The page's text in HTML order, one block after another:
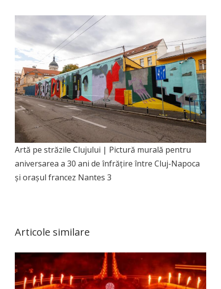
Artă pe străzile Clujului | Pictură murală pentru
aniversarea a 30 ani de înfrățire între Cluj-Napoca
și orașul francez Nantes 3
Articole similare